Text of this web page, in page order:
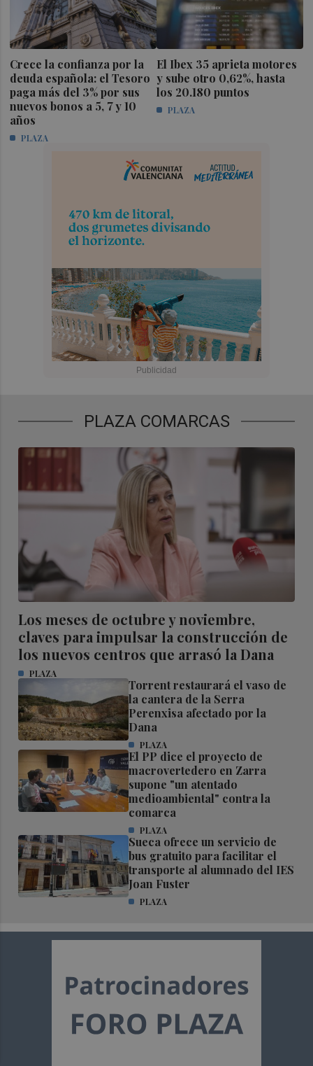
Crece la confianza por la
deuda española: el Tesoro
paga más del 3% por sus
nuevos bonos a 5, 7 y 10
años
PLAZA
El Ibex 35 aprieta motores
y sube otro 0,62%, hasta
los 20.180 puntos
PLAZA
PLAZA COMARCAS
Los meses de octubre y noviembre,
claves para impulsar la construcción de
los nuevos centros que arrasó la Dana
PLAZA
Torrent restaurará el vaso de
la cantera de la Serra
Perenxisa afectado por la
Dana
PLAZA
El PP dice el proyecto de
macrovertedero en Zarra
supone "un atentado
medioambiental" contra la
comarca
PLAZA
Sueca ofrece un servicio de
bus gratuito para facilitar el
transporte al alumnado del IES
Joan Fuster
PLAZA